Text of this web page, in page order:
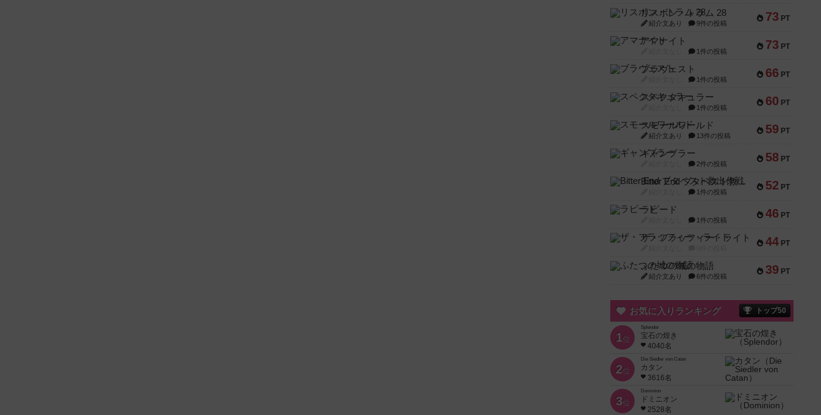
73 PT
リスボン・トラム 28
紹介文あり 9件の投稿
73 PT
アマナイト
1件の投稿
66 PT
ブラヴェスト
1件の投稿
60 PT
スペクタキュラー
1件の投稿
59 PT
スモールワールド
紹介文あり 13件の投稿
58 PT
ギャンブラー
2件の投稿
52 PT
Bitter End ブタペスト救出作戦
1件の投稿
46 PT
ラピード
1件の投稿
44 PT
ザ・フラッフィー・ライト
39 PT
ふたつの城の物語
紹介文あり 6件の投稿
お気に入りランキング トップ50
1位
Splendor
宝石の煌き
4040名
2位
Die Siedler von Catan
カタン
3616名
3位
Dominion
ドミニオン
2528名